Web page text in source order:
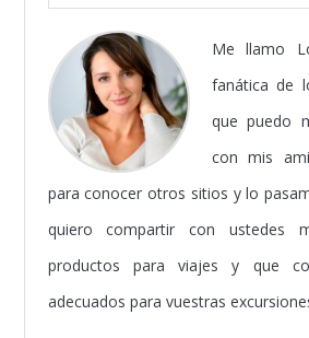
Me llamo
fanática de
que puedo
con mis
para conocer otros sitios y lo
quiero compartir con ustedes
productos para viajes y que
adecuados para vuestras